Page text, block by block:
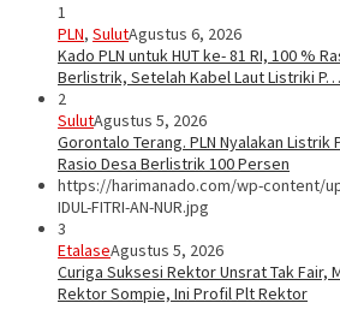
1
PLN, SulutAgustus 6, 2026
Kado PLN untuk HUT ke- 81 RI, 100 %
Berlistrik, Setelah Kabel Laut Listriki P…
2
SulutAgustus 5, 2026
Gorontalo Terang. PLN Nyalakan Listrik
Rasio Desa Berlistrik 100 Persen
https://harimanado.com/wp-content/
IDUL-FITRI-AN-NUR.jpg
3
EtalaseAgustus 5, 2026
Curiga Suksesi Rektor Unsrat Tak
Rektor Sompie, Ini Profil Plt Rektor